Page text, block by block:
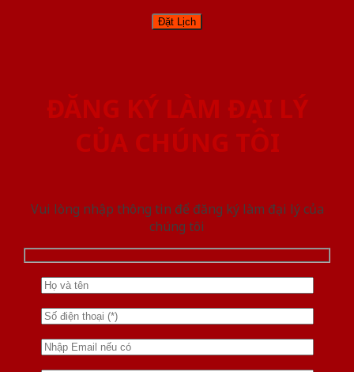
ĐĂNG KÝ LÀM ĐẠI LÝ
CỦA CHÚNG TÔI
Vui lòng nhập thông tin để đăng ký làm đại lý của
chúng tôi